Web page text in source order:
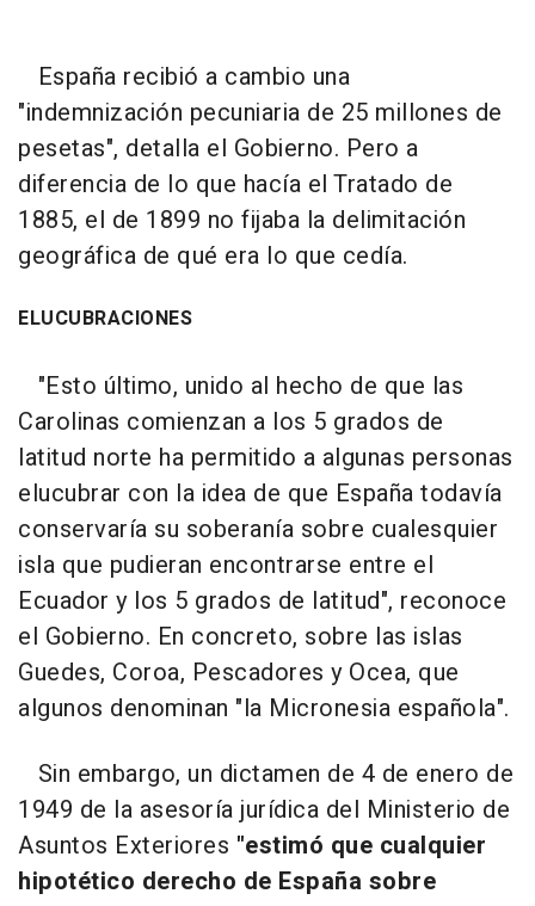
España recibió a cambio una
"indemnización pecuniaria de 25 millones de
pesetas", detalla el Gobierno. Pero a
diferencia de lo que hacía el Tratado de
1885, el de 1899 no fijaba la delimitación
geográfica de qué era lo que cedía.
ELUCUBRACIONES
"Esto último, unido al hecho de que las
Carolinas comienzan a los 5 grados de
latitud norte ha permitido a algunas personas
elucubrar con la idea de que España todavía
conservaría su soberanía sobre cualesquier
isla que pudieran encontrarse entre el
Ecuador y los 5 grados de latitud", reconoce
el Gobierno. En concreto, sobre las islas
Guedes, Coroa, Pescadores y Ocea, que
algunos denominan "la Micronesia española".
Sin embargo, un dictamen de 4 de enero de
1949 de la asesoría jurídica del Ministerio de
Asuntos Exteriores "estimó que cualquier
hipotético derecho de España sobre